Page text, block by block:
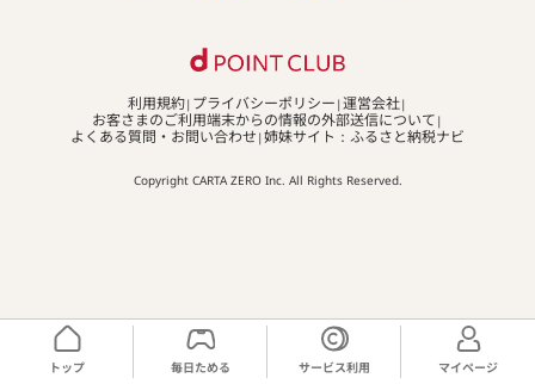
利用規約 プライバシーポリシー 運営会社
お客さまのご利用端末からの情報の外部送信について
よくある質問・お問い合わせ 姉妹サイト：ふるさと納税ナビ
Copyright CARTA ZERO Inc. All Rights Reserved.
トップ 毎日ためる サービス利用 マイページ